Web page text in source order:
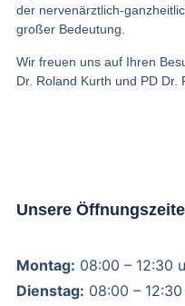
der nervenärztlich-
großer Bedeutung.
Wir freuen uns auf Ihren
Dr. Roland Kurth und PD Dr.
Unsere
Montag: 08:00 – 12:30
Dienstag: 08:00 –